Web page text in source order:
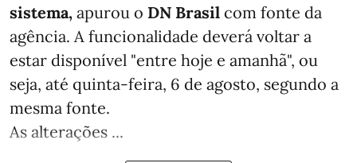
sistema, apurou o DN Brasil com fonte da
agência. A funcionalidade deverá voltar a
estar disponível "entre hoje e amanhã", ou
seja, até quinta-feira, 6 de agosto, segundo a
mesma fonte.
As alterações ...